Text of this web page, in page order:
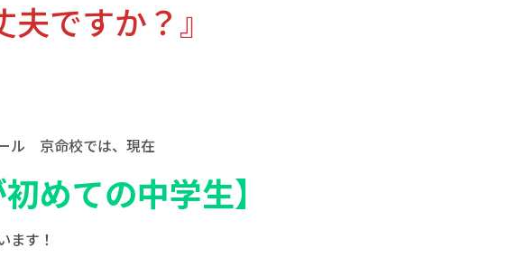
ですか？』
ル 京命校では、現在
初めての中学生】
ます！